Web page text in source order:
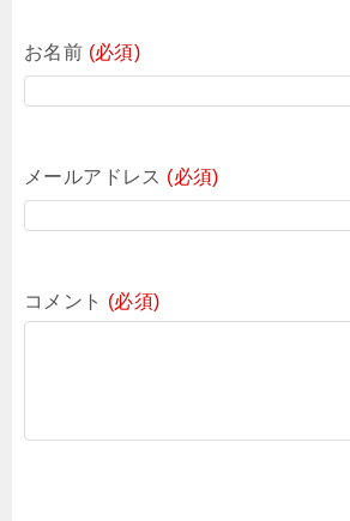
お名前 (必須)
メールアドレス (必須)
コメント (必須)